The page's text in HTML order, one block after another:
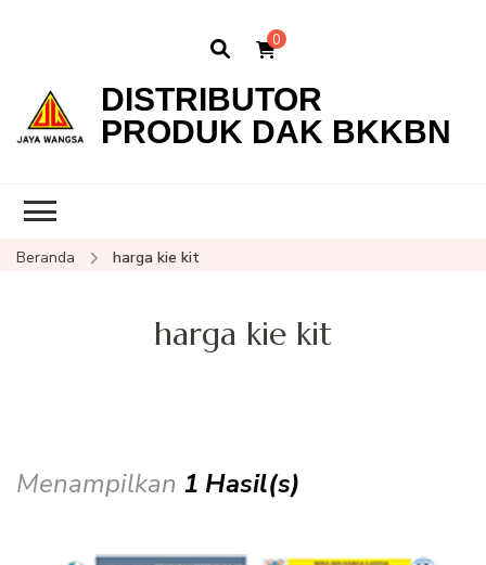
0
DISTRIBUTOR
PRODUK DAK BKKBN
Beranda harga kie kit
harga kie kit
Menampilkan 1 Hasil(s)